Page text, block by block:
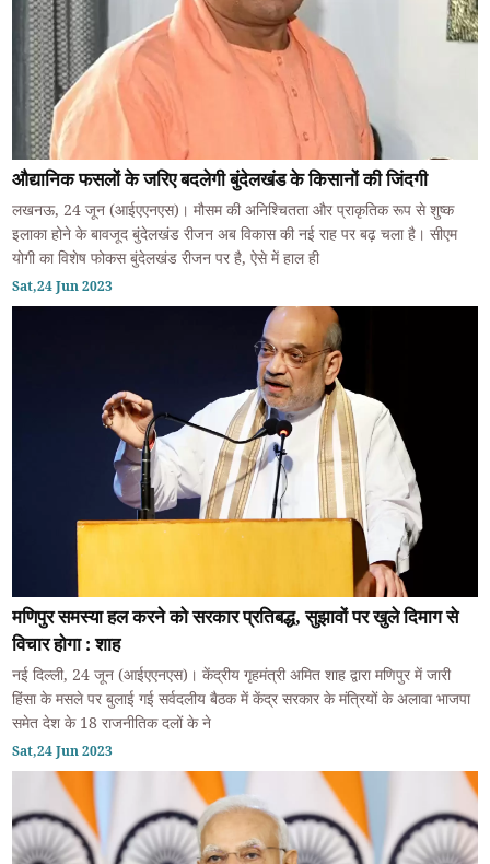
औद्यानिक फसलों के जरिए बदलेगी बुंदेलखंड के किसानों की जिंदगी
लखनऊ, 24 जून (आईएएनएस)। मौसम की अनिश्चितता और प्राकृतिक रूप से शुष्क
इलाका होने के बावजूद बुंदेलखंड रीजन अब विकास की नई राह पर बढ़ चला है। सीएम
योगी का विशेष फोकस बुंदेलखंड रीजन पर है, ऐसे में हाल ही
Sat,24 Jun 2023
मणिपुर समस्या हल करने को सरकार प्रतिबद्ध, सुझावों पर खुले दिमाग से
विचार होगा : शाह
नई दिल्ली, 24 जून (आईएएनएस)। केंद्रीय गृहमंत्री अमित शाह द्वारा मणिपुर में जारी
हिंसा के मसले पर बुलाई गई सर्वदलीय बैठक में केंद्र सरकार के मंत्रियों के अलावा भाजपा
समेत देश के 18 राजनीतिक दलों के ने
Sat,24 Jun 2023